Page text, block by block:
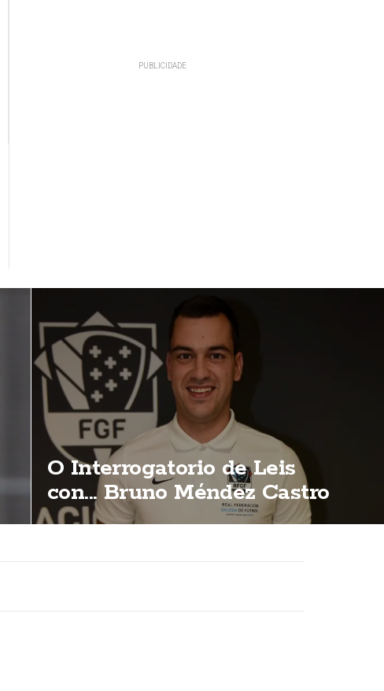
O Interrogatorio de Leis
con... Bruno Méndez Castro